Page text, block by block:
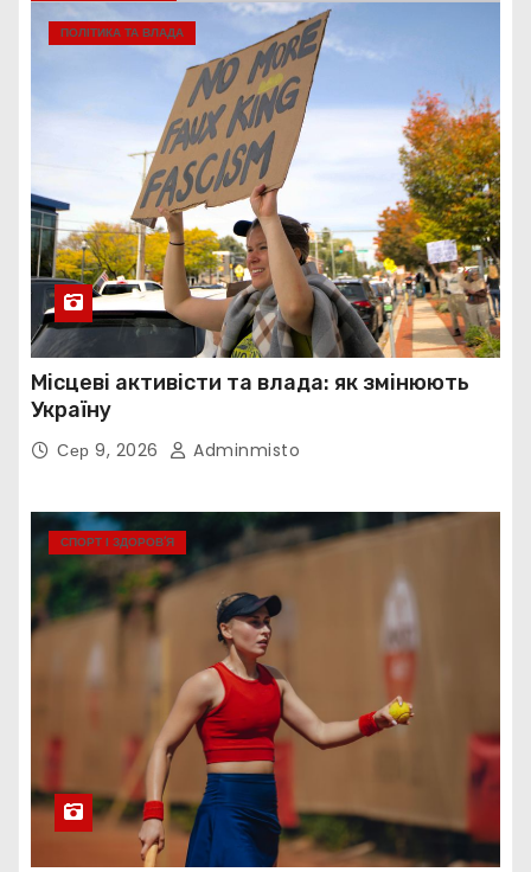
ПОЛІТИКА ТА ВЛАДА
Місцеві активісти та влада: як змінюють
Україну
Сер 9, 2026 Adminmisto
СПОРТ І ЗДОРОВ’Я